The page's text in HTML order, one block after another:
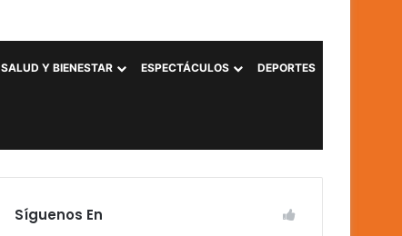
SALUD Y BIENESTAR ESPECTÁCULOS DEPORTES
Síguenos En